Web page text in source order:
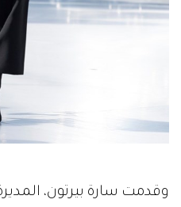
وقدمت سارة بيرتون، المديرة